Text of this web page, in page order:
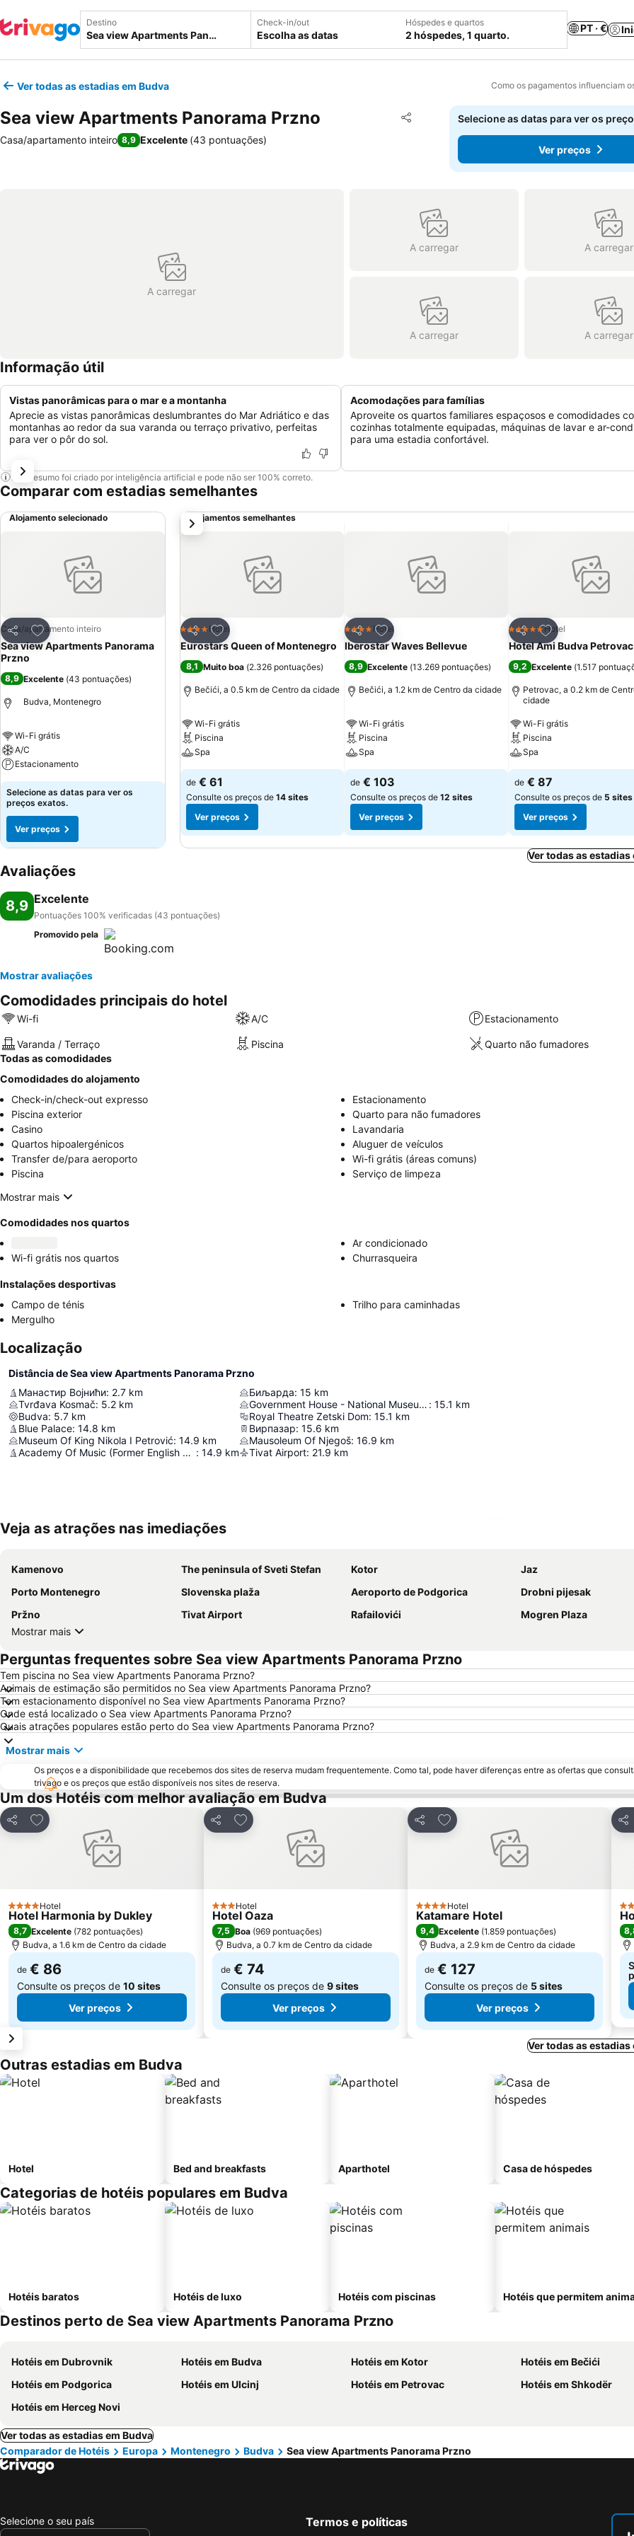
Destino Check-in/out
Escolha as datas
Hóspedes e quartos
2 hóspedes, 1 quarto.
PT · €
Ver todas as estadias em Budva Como os pagamentos influenciam
Sea view Apartments Panorama Przno Partilhar
Adicionar aos favoritos
Casa/apartamento inteiro 8,9 Excelente (43 pontuações)
Selecione as datas para ver os
Ver preços
A carregar
A carregar A carregar
A carregar A carregar
Informação útil
Vistas panorâmicas para o mar e a montanha
Aprecie as vistas panorâmicas deslumbrantes do Mar Adriático e das
montanhas ao redor da sua varanda ou terraço privativo, perfeitas
para ver o pôr do sol.
Acomodações para famílias
Aproveite os quartos familiares espaçosos e comodidades
cozinhas totalmente equipadas, máquinas de lavar e ar-
para uma estadia confortável.
Este resumo foi criado por inteligência artificial e pode não ser 100% correto.
Comparar com estadias semelhantes
Alojamento selecionado
Partilhar
Adicionar aos favoritos
Casa/apartamento inteiro
Sea view Apartments Panorama
Przno
8,9 Excelente (43 pontuações)
Budva, Montenegro
Wi-Fi grátis
A/C
Estacionamento
Selecione as datas para ver os
preços exatos.
Ver preços
Alojamentos semelhantes
Partilhar
Adicionar aos favoritos
4 EstrelasHotel
Eurostars Queen of Montenegro
8,1 Muito boa (2.326 pontuações)
Bečići, a 0.5 km de Centro da cidade
Wi-Fi grátis
Piscina
Spa
de € 61
Consulte os preços de 14 sites
Ver preços
Partilhar
Adicionar aos favoritos
4 EstrelasHotel
Iberostar Waves Bellevue
8,9 Excelente (13.269 pontuações)
Bečići, a 1.2 km de Centro da cidade
Wi-Fi grátis
Piscina
Spa
de € 103
Consulte os preços de 12 sites
Ver preços
Partilhar
Adicionar aos
5 EstrelasHotel
Hotel Ami Budva Petrovac
9,2 Excelente (1.517
Petrovac, a 0.2 km de
cidade
Wi-Fi grátis
Piscina
Spa
de € 87
Consulte os preços de 5 sites
Ver preços
próximo
Ver todas as estadias
Avaliações
8,9 Excelente
Pontuações 100% verificadas (43 pontuações)
Promovido pela
Mostrar avaliações
Comodidades principais do hotel
Wi-fi A/C Estacionamento
Varanda / Terraço Piscina
Quarto não fumadores
Todas as comodidades
Comodidades do alojamento
Check-in/check-out expresso
Estacionamento
Piscina exterior
Quarto para não fumadores
Casino
Lavandaria
Quartos hipoalergénicos
Aluguer de veículos
Transfer de/para aeroporto
Wi-fi grátis (áreas comuns)
Piscina
Serviço de limpeza
Mostrar mais
Comodidades nos quartos
Ar condicionado
Wi-fi grátis nos quartos
Churrasqueira
Instalações desportivas
Campo de ténis
Trilho para caminhadas
Mergulho
Localização
Distância de Sea view Apartments Panorama Przno
Манастир Војнићи: 2.7 km
Tvrđava Kosmač: 5.2 km
Budva: 5.7 km
Blue Palace: 14.8 km
Museum Of King Nikola I Petrović: 14.9 km
Academy Of Music (Former English Embassy) : 14.9 km
Биљарда: 15 km
Government House - National Museum Of Montenegro : 15.1 km
Royal Theatre Zetski Dom: 15.1 km
Вирпазар: 15.6 km
Mausoleum Of Njegoš: 16.9 km
Tivat Airport: 21.9 km
Veja as atrações nas imediações
Kamenovo The peninsula of Sveti Stefan Kotor
Jaz
Porto Montenegro
Slovenska plaža Aeroporto de Podgorica
Drobni pijesak
Pržno
Tivat Airport Rafailovići
Mogren Plaza
Mostrar mais
Perguntas frequentes sobre Sea view Apartments Panorama Przno
Tem piscina no Sea view Apartments Panorama Przno?
Animais de estimação são permitidos no Sea view Apartments Panorama Przno?
Tem estacionamento disponível no Sea view Apartments Panorama Przno?
Onde está localizado o Sea view Apartments Panorama Przno?
Quais atrações populares estão perto do Sea view Apartments Panorama Przno?
Mostrar mais
Os preços e a disponibilidade que recebemos dos sites de reserva mudam frequentemente. Como tal, pode haver diferenças entre as ofertas que
trivago e os preços que estão disponíveis nos sites de reserva.
Um dos Hotéis com melhor avaliação em Budva
Partilhar
Adicionar aos favoritos
4 Estrelas
Hotel
Hotel Harmonia by Dukley
8,7 Excelente (782 pontuações)
Budva, a 1.6 km de Centro da cidade
de € 86
Consulte os preços de 10 sites
Ver preços
Partilhar
Adicionar aos favoritos
3 Estrelas
Hotel
Hotel Oaza
7,5 Boa (969 pontuações)
Budva, a 0.7 km de Centro da cidade
de € 74
Consulte os preços de 9 sites
Ver preços
Partilhar
Adicionar aos favoritos
4 Estrelas
Hotel
Katamare Hotel
9,4 Excelente (1.859 pontuações)
Budva, a 2.9 km de Centro da cidade
de € 127
Consulte os preços de 5 sites
Ver preços
3
Ver todas as estadias
Outras estadias em Budva
Hotel Bed and breakfasts Aparthotel Casa de hóspedes
Categorias de hotéis populares em Budva
Hotéis baratos Hotéis de luxo Hotéis com piscinas Hotéis que permitem
Destinos perto de Sea view Apartments Panorama Przno
Hotéis em Dubrovnik Hotéis em Budva Hotéis em Kotor
Hotéis em Bečići
Hotéis em Podgorica
Hotéis em Ulcinj Hotéis em Petrovac
Hotéis em Shkodër
Hotéis em Herceg Novi
Ver todas as estadias em Budva
Comparador de Hotéis
Europa Montenegro Budva Sea view Apartments Panorama Przno
Selecione o seu país Termos e políticas